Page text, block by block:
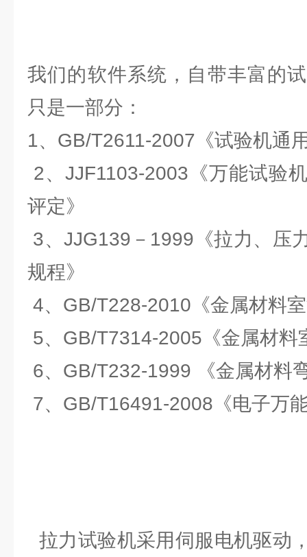
我们的软件系统，自带丰富的
只是一部分：
1、GB/T2611-2007《试验机通
2、JJF1103-2003《万能试验
评定》
3、JJG139－1999《拉力、压
规程》
4、GB/T228-2010《金属材料
5、GB/T7314-2005《金属材料
6、GB/T232-1999 《金属材料
7、GB/T16491-2008《电子万
拉力试验机采用伺服电机驱动